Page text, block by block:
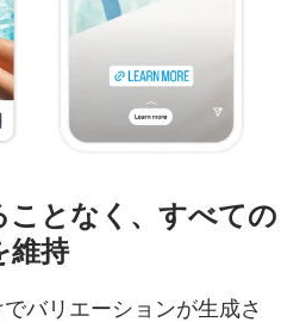
ことなく、すべての
維持
バリエーションが生成さ